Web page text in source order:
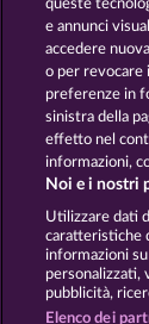
queste
e annunci
accedere
o per revocare
preferenze in
sinistra della
effetto nel
informazioni,
Noi e i nostri
Utilizzare dati
caratteristiche
informazioni
personalizzati,
pubblicità,
Elenco dei